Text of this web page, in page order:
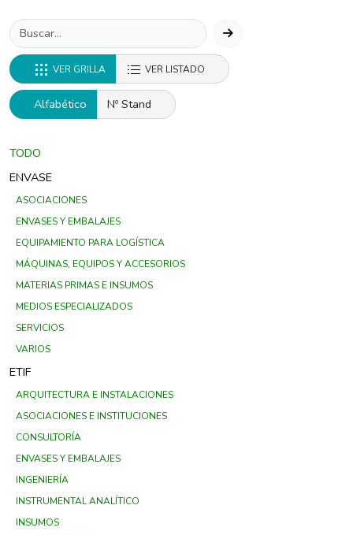
VER GRILLA VER LISTADO
Alfabético Nº Stand
TODO
ENVASE
ASOCIACIONES
ENVASES Y EMBALAJES
EQUIPAMIENTO PARA LOGÍSTICA
MÁQUINAS, EQUIPOS Y ACCESORIOS
MATERIAS PRIMAS E INSUMOS
MEDIOS ESPECIALIZADOS
SERVICIOS
VARIOS
ETIF
ARQUITECTURA E INSTALACIONES
ASOCIACIONES E INSTITUCIONES
CONSULTORÍA
ENVASES Y EMBALAJES
INGENIERÍA
INSTRUMENTAL ANALÍTICO
INSUMOS